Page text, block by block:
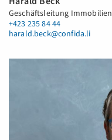
Geschäftsleitung Immobilien
+423 235 84 44
harald.beck@confida.li